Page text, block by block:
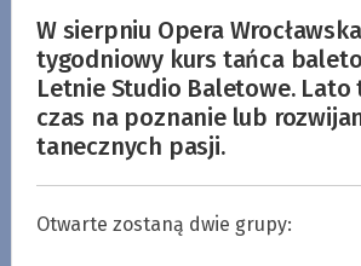
W sierpniu Opera
tygodniowy kurs tańca
Letnie Studio Baletowe. Lato
czas na poznanie lub
tanecznych pasji.
Otwarte zostaną dwie grupy: